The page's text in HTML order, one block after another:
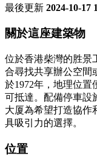
最後更新 2024-10-17
關於這座建築物
位於香港柴灣的胜景
合尋找共享辦公空間
於1972年，地理位置
可抵達。配備停車設
大厦為希望打造協作
具吸引力的選擇。
位置